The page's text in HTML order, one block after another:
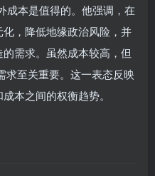
成本是值得的。他强调，在
，降低地缘政治风险，并
需求。虽然成本较高，但
求至关重要。这一表态反映
本之间的权衡趋势。